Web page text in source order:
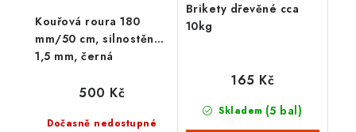
Kouřová roura 180
mm/50 cm, silnostěnná
1,5 mm, černá
Dočasně nedostupné
500 Kč
Brikety dřevěné cca
10kg
Skladem (5 bal)
165 Kč